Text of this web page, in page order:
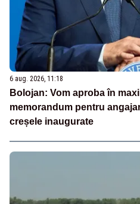
6 aug. 2026, 11:18
Bolojan: Vom aproba în
memorandum pentru
creșele inaugurate